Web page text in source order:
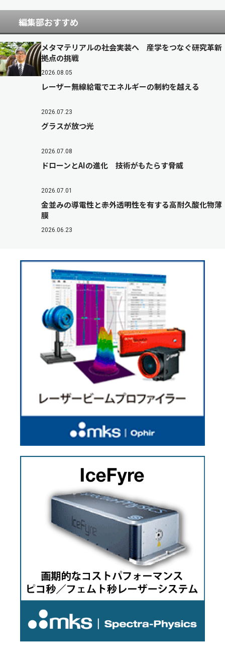
編集部おすすめ
メタマテリアルの社会実装へ 産学をつなぐ研究革新
拠点の挑戦
2026.08.05
レーザー無線給電でエネルギーの制約を越える
2026.07.23
グラスが放つ光
2026.07.08
ドローンとAIの進化 技術がもたらす脅威
2026.07.01
金並みの導電性と赤外透明性を有する高耐久酸化物薄
膜
2026.06.23